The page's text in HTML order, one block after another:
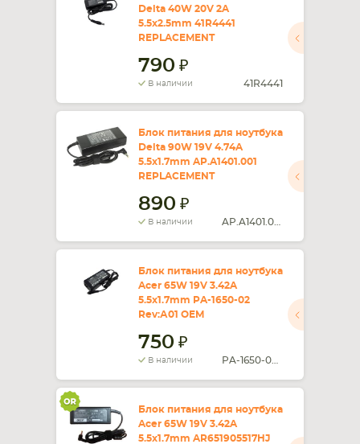
Delta 40W 20V 2A
5.5x2.5mm 41R4441
REPLACEMENT
790
В наличии 41R4441
Блок питания для ноутбука
Delta 90W 19V 4.74A
5.5x1.7mm AP.A1401.001
REPLACEMENT
890
В наличии
Блок питания для ноутбука
Acer 65W 19V 3.42A
5.5x1.7mm PA-1650-02
Rev:А01 OEM
750
В наличии
Блок питания для ноутбука
Acer 65W 19V 3.42A
5.5x1.7mm AR651905517HJ